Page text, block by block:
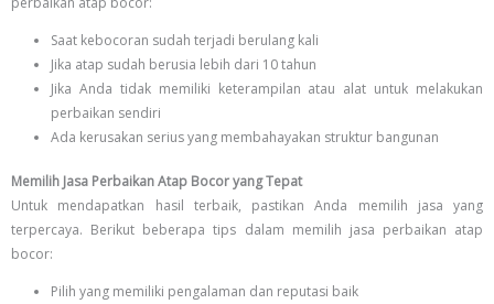
Saat kebocoran sudah terjadi berulang kali
Jika atap sudah berusia lebih dari 10 tahun
Jika Anda tidak memiliki keterampilan atau alat untuk melakukan
perbaikan sendiri
Ada kerusakan serius yang membahayakan struktur bangunan
Memilih Jasa Perbaikan Atap Bocor yang Tepat
Untuk mendapatkan hasil terbaik, pastikan Anda memilih jasa yang
terpercaya. Berikut beberapa tips dalam memilih jasa perbaikan atap
bocor:
Pilih yang memiliki pengalaman dan reputasi baik